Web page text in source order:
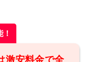
激安料金で全